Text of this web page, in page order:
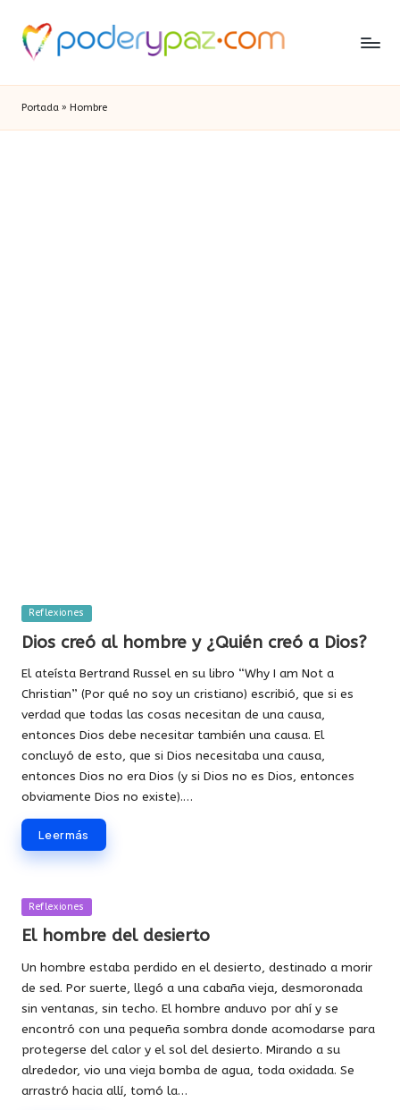
Portada » Hombre
Publicada
Reflexiones
Dios creó al hombre y ¿Quién creó a Dios?
El ateísta Bertrand Russel en su libro “Why I am Not a
Christian” (Por qué no soy un cristiano) escribió, que si es
verdad que todas las cosas necesitan de una causa,
entonces Dios debe necesitar también una causa. El
concluyó de esto, que si Dios necesitaba una causa,
entonces Dios no era Dios (y si Dios no es Dios, entonces
obviamente Dios no existe).…
Leer más
Publicada
en
Reflexiones
El hombre del desierto
Un hombre estaba perdido en el desierto, destinado a morir
de sed. Por suerte, llegó a una cabaña vieja, desmoronada
sin ventanas, sin techo. El hombre anduvo por ahí y se
encontró con una pequeña sombra donde acomodarse para
protegerse del calor y el sol del desierto. Mirando a su
alrededor, vio una vieja bomba de agua, toda oxidada. Se
arrastró hacia allí, tomó la…